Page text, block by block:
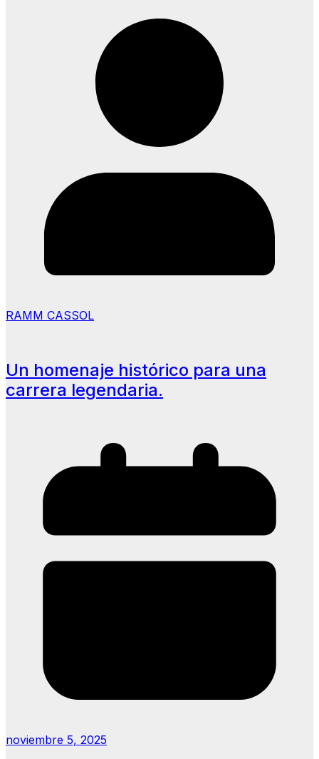
RAMM CASSOL
Un homenaje histórico para una
carrera legendaria.
noviembre 5, 2025